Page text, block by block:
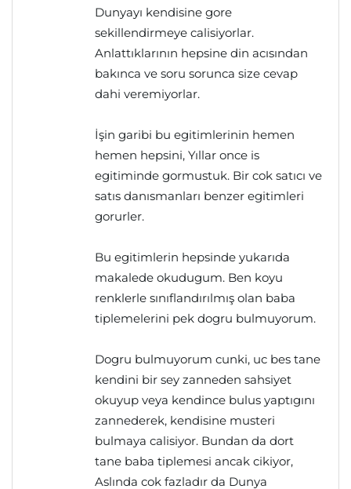
Dunyayı kendisine gore
sekillendirmeye calisiyorlar.
Anlattıklarının hepsine din acısından
bakınca ve soru sorunca size cevap
dahi veremiyorlar.
İşin garibi bu egitimlerinin hemen
hemen hepsini, Yıllar once is
egitiminde gormustuk. Bir cok satıcı ve
satıs danısmanları benzer egitimleri
gorurler.
Bu egitimlerin hepsinde yukarıda
makalede okudugum. Ben koyu
renklerle sınıflandırılmış olan baba
tiplemelerini pek dogru bulmuyorum.
Dogru bulmuyorum cunki, uc bes tane
kendini bir sey zanneden sahsiyet
okuyup veya kendince bulus yaptıgını
zannederek, kendisine musteri
bulmaya calisiyor. Bundan da dort
tane baba tiplemesi ancak cikiyor,
Aslında cok fazladır da Dunya